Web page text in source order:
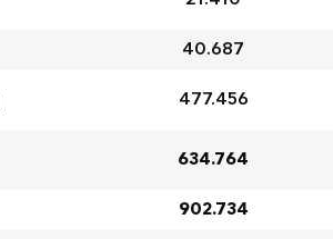
40.687
477.456
634.764
902.734